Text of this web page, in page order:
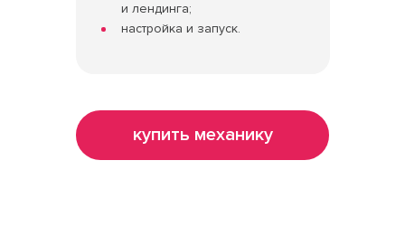
купить механику
и лендинга;
настройка и запуск.